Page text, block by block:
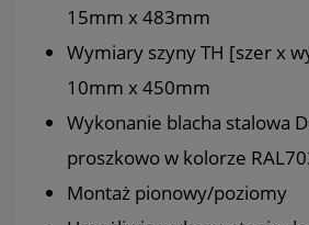
15mm x 483mm
Wymiary szyny TH [szer x
10mm x 450mm
Wykonanie blacha stalowa
proszkowo w kolorze
Montaż pionowy/poziomy